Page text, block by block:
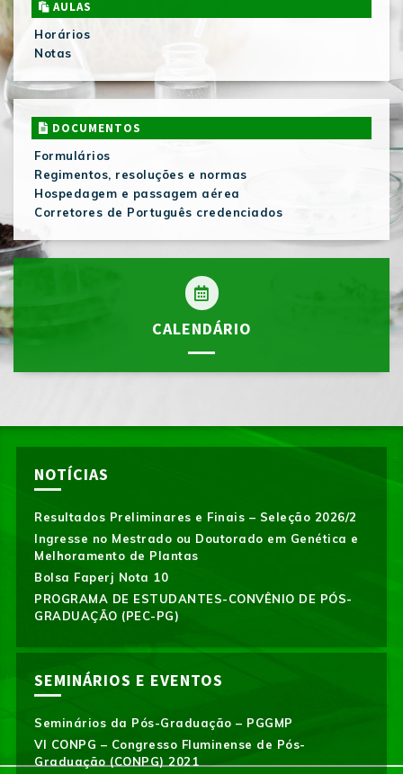
AULAS
Horários
Notas
DOCUMENTOS
Formulários
Regimentos, resoluções e normas
Hospedagem e passagem aérea
Corretores de Português credenciados
CALENDÁRIO
NOTÍCIAS
Resultados Preliminares e Finais – Seleção 2026/2
Ingresse no Mestrado ou Doutorado em Genética e
Melhoramento de Plantas
Bolsa Faperj Nota 10
PROGRAMA DE ESTUDANTES-CONVÊNIO DE PÓS-
GRADUAÇÃO (PEC-PG)
SEMINÁRIOS E EVENTOS
Seminários da Pós-Graduação – PGGMP
VI CONPG – Congresso Fluminense de Pós-
Graduação (CONPG) 2021